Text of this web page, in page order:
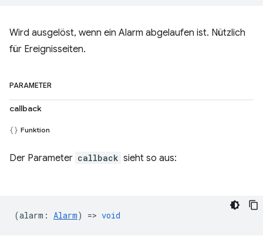
Wird ausgelöst, wenn ein Alarm abgelaufen ist. Nützlich
für Ereignisseiten.
PARAMETER
callback
Funktion
Der Parameter callback sieht so aus:
(alarm : Alarm) => void